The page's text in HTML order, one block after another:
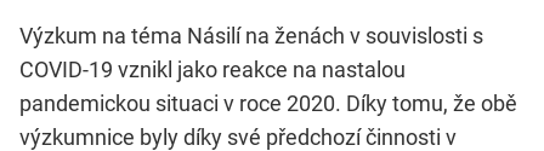
Výzkum na téma Násilí na ženách v souvislosti s
COVID-19 vznikl jako reakce na nastalou
pandemickou situaci v roce 2020. Díky tomu, že obě
výzkumnice byly díky své předchozí činnosti v